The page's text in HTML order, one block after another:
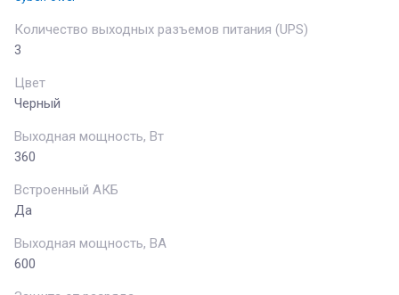
Количество выходных разъемов питания (UPS)
3
Цвет
Черный
Выходная мощность, Вт
360
Встроенный АКБ
Да
Выходная мощность, ВА
600